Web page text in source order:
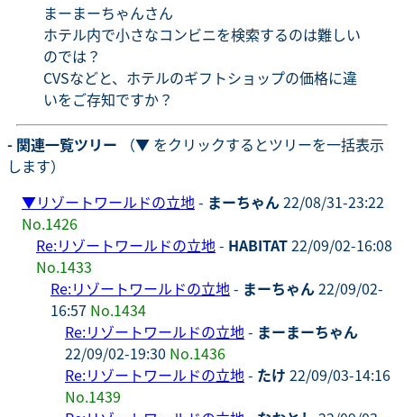
まーまーちゃんさん
ホテル内で小さなコンビニを検索するのは難しい
のでは？
CVSなどと、ホテルのギフトショップの価格に違
いをご存知ですか？
- 関連一覧ツリー （▼ をクリックするとツリーを一括表示
します）
▼リゾートワールドの立地- まーちゃん22/08/31-23:22
No.1426
Re:リゾートワールドの立地- HABITAT22/09/02-16:08
No.1433
Re:リゾートワールドの立地- まーちゃん22/09/02-
16:57 No.1434
Re:リゾートワールドの立地- まーまーちゃん
22/09/02-19:30 No.1436
Re:リゾートワールドの立地- たけ 22/09/03-14:16
No.1439